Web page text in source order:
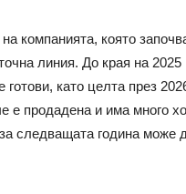
компанията, която
линия. До края на 2025
като целта през
е продадена и има много
следващата година може